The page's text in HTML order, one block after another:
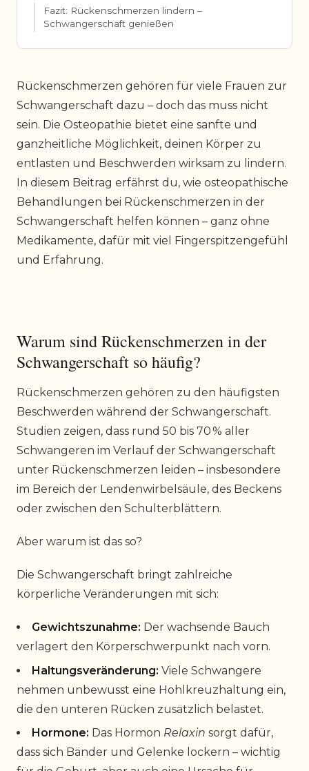
Fazit: Rückenschmerzen lindern –
Schwangerschaft genießen
Rückenschmerzen gehören für viele Frauen zur
Schwangerschaft dazu – doch das muss nicht
sein. Die Osteopathie bietet eine sanfte und
ganzheitliche Möglichkeit, deinen Körper zu
entlasten und Beschwerden wirksam zu lindern.
In diesem Beitrag erfährst du, wie osteopathische
Behandlungen bei Rückenschmerzen in der
Schwangerschaft helfen können – ganz ohne
Medikamente, dafür mit viel Fingerspitzengefühl
und Erfahrung.
Warum sind Rückenschmerzen in der
Schwangerschaft so häufig?
Rückenschmerzen gehören zu den häufigsten
Beschwerden während der Schwangerschaft.
Studien zeigen, dass rund 50 bis 70 % aller
Schwangeren im Verlauf der Schwangerschaft
unter Rückenschmerzen leiden – insbesondere
im Bereich der Lendenwirbelsäule, des Beckens
oder zwischen den Schulterblättern.
Aber warum ist das so?
Die Schwangerschaft bringt zahlreiche
körperliche Veränderungen mit sich:
Gewichtszunahme: Der wachsende Bauch
verlagert den Körperschwerpunkt nach vorn.
Haltungsveränderung: Viele Schwangere
nehmen unbewusst eine Hohlkreuzhaltung ein,
die den unteren Rücken zusätzlich belastet.
Hormone: Das Hormon Relaxin sorgt dafür,
dass sich Bänder und Gelenke lockern – wichtig